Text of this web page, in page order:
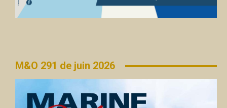
M&O 291 de juin 2026